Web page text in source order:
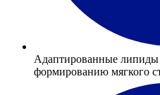
Адаптированные липиды
формированию мягкого